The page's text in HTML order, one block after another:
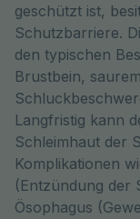
geschützt ist,
Schutzbarriere.
den typischen
Brustbein,
Langfristig kann
Schleimhaut der
Komplikationen
(Entzündung der
Ösophagus